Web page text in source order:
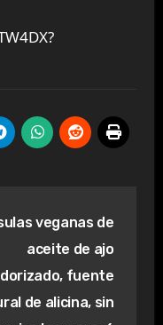
veganas de
aceite de ajo
fuente
de alicina, sin